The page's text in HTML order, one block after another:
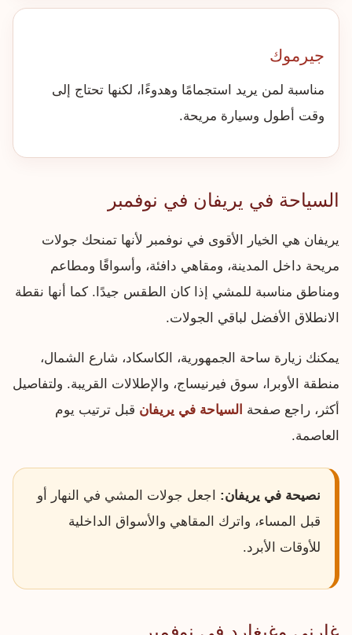
جيرموك
مناسبة لمن يريد استجمامًا وهدوءًا، لكنها تحتاج إلى
وقت أطول وسيارة مريحة.
السياحة في يريفان في نوفمبر
يريفان هي الخيار الأقوى في نوفمبر لأنها تمنحك جولات
مريحة داخل المدينة، ومقاهي دافئة، وأسواقًا ومطاعم
ومناطق مناسبة للمشي إذا كان الطقس جيدًا. كما أنها نقطة
الانطلاق الأفضل لباقي الجولات.
يمكنك زيارة ساحة الجمهورية، الكاسكاد، شارع الشمال،
منطقة الأوبرا، سوق فيرنيساج، والإطلالات القريبة. ولتفاصيل
أكثر، راجع صفحة السياحة في يريفان قبل ترتيب يوم
العاصمة.
نصيحة في يريفان: اجعل جولات المشي في النهار أو
قبل المساء، واترك المقاهي والأسواق الداخلية
للأوقات الأبرد.